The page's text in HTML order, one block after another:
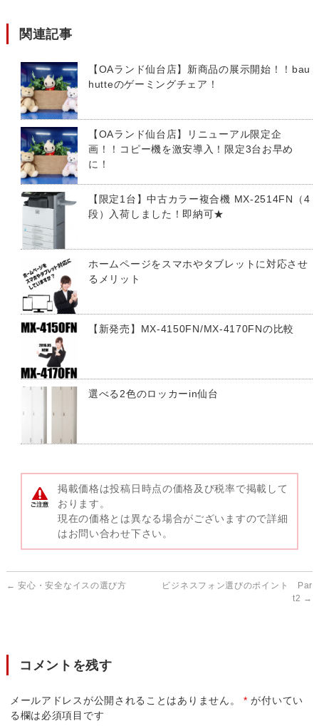
関連記事
【OAランド仙台店】新商品の展示開始！！bau
hutteのゲーミングチェア！
【OAランド仙台店】リニューアル限定企
画！！コピー機を激安導入！限定3台お早め
に！
【限定1台】中古カラー複合機 MX-2514FN（4
段）入荷しました！即納可★
ホームページをスマホやタブレットに対応させ
るメリット
【新発売】MX-4150FN/MX-4170FNの比較
選べる2色のロッカーin仙台
掲載価格は投稿日時点の価格及び税率で掲載して
おります。
現在の価格とは異なる場合がございますので詳細
はお問い合わせ下さい。
← 安心・安全なイスの選び方
ビジネスフォン選びのポイント Par
t2 →
コメントを残す
メールアドレスが公開されることはありません。 * が付いてい
る欄は必須項目です